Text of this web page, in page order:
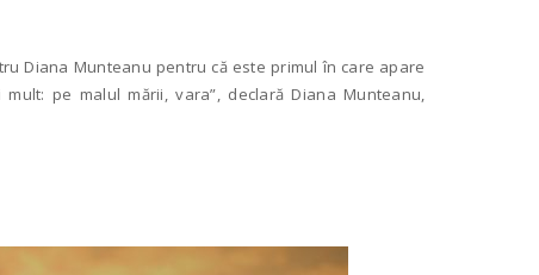
Diana Munteanu pentru că este primul în care apare
pe malul mării, vara”, declară Diana Munteanu,